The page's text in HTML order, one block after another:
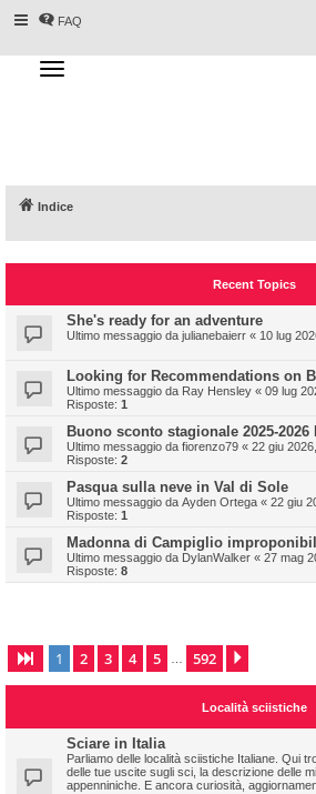
FAQ
T
o
g
a
t
Indice
Recent Topics
She's ready for an adventure
Ultimo messaggio da julianebaierr « 10 lug
Looking for Recommendations on
Ultimo messaggio da Ray Hensley « 09 lug
Risposte: 1
Buono sconto stagionale 2025-
Ultimo messaggio da fiorenzo79 « 22 giu
Risposte: 2
Pasqua sulla neve in Val di Sole
Ultimo messaggio da Ayden Ortega « 22 giu
Risposte: 1
Madonna di Campiglio
Ultimo messaggio da DylanWalker « 27 mag
Risposte: 8
Pagina di 592
1 2 3 4 5 592
Località sciistiche
Sciare in Italia
Parliamo delle località sciistiche Italiane. Qui
delle tue uscite sugli sci, la descrizione delle
appenniniche. E ancora curiosità,